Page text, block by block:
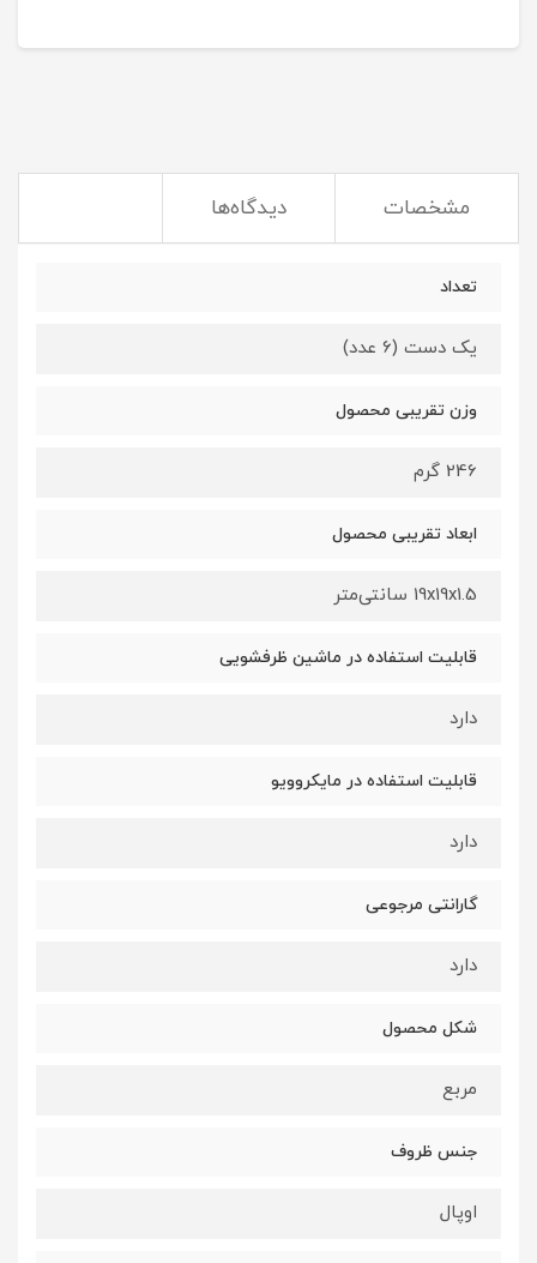
مشخصات دیدگاه‌ها
تعداد
یک دست (6 عدد)
وزن تقریبی محصول
246 گرم
ابعاد تقریبی محصول
19x19x1.5 سانتی‌متر
قابلیت استفاده در ماشین ظرفشویی
دارد
قابلیت استفاده در مایکروویو
دارد
گارانتی مرجوعی
دارد
شکل محصول
مربع
جنس ظروف
اوپال